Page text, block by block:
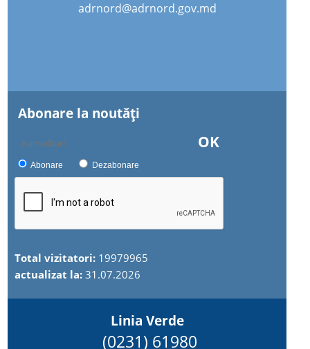
adrnord@adrnord.gov.md
Abonare la noutăţi
OK
Abonare Dezabonare
Total vizitatori: 19979965
actualizat la:31.07.2026
Linia Verde
(0231) 61980